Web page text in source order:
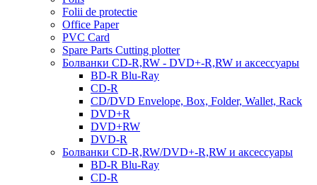
Folii de protectie
Office Paper
PVC Card
Spare Parts Cutting plotter
Болванки CD-R,RW - DVD+-R,RW и аксессуары
BD-R Blu-Ray
CD-R
CD/DVD Envelope, Box, Folder, Wallet, Rack
DVD+R
DVD+RW
DVD-R
Болванки CD-R,RW/DVD+-R,RW и аксессуары
BD-R Blu-Ray
CD-R